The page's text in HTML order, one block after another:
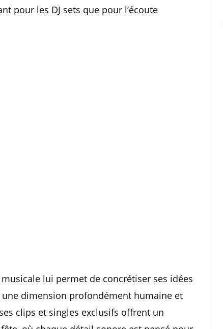
pour les DJ sets que pour l’écoute
lui permet de concrétiser ses idées
dimension profondément humaine et
clips et singles exclusifs offrent un